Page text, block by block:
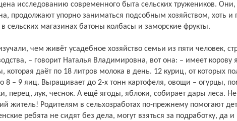
исследованию современного быта сельских тружеников. Они,
продолжают упорно заниматься подсобным хозяйством, хоть и
сельских магазинах батоны колбасы и заморские фрукты.
– говорит Наталья Владимировна, вот она: – имеет корову
которая даёт по 18 литров молока в день. 12 куриц, от которых
8 – 9 яиц. Выращивает до 2-х тонн картофеля, овощи – огурцы,
перец, лук, чеснок. А ещё ягоды, яблоки, собирает дары леса.
житель! Родителям в сельхозработах по-прежнему помогают
ребята не сидят без дела, могут взяться за подработку, да и